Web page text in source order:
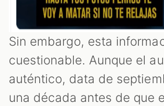
Sin embargo, esta
cuestionable. Aunque el
auténtico, data de
una década antes de que